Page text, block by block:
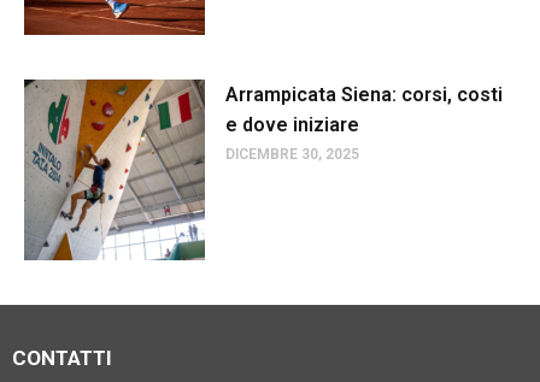
Arrampicata Siena: corsi, costi
e dove iniziare
DICEMBRE 30, 2025
CONTATTI